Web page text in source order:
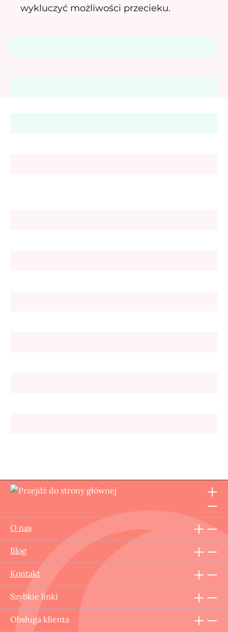
wykluczyć możliwości przecieku.
O nas
Blog
Kontakt
Szybkie linki
Obsługa klienta